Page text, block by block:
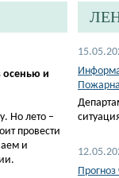
осенью и
Но лето –
провести
и